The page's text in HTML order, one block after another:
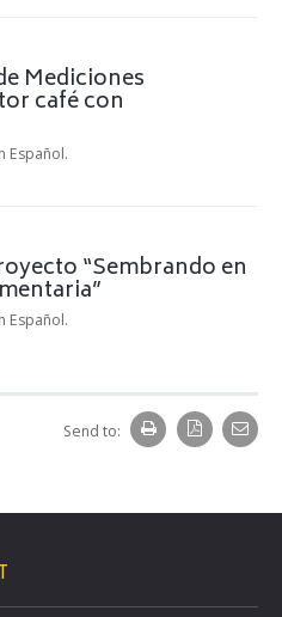
Mediciones
café con
Español.
“Sembrando en
Español.
Send to: